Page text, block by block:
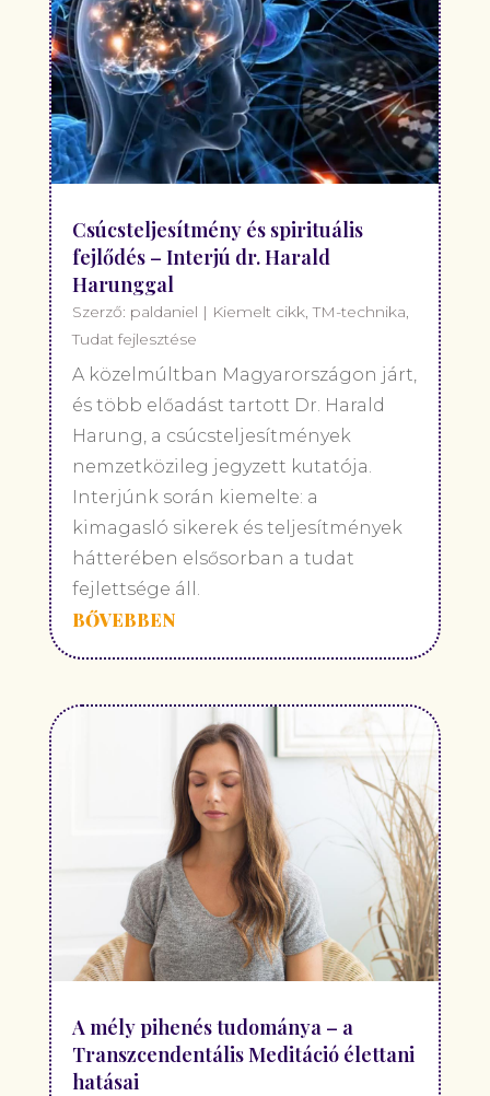
Csúcsteljesítmény és spirituális
fejlődés – Interjú dr. Harald
Harunggal
Szerző: paldaniel | Kiemelt cikk ,TM-technika
Tudat fejlesztése
A közelmúltban Magyarországon járt,
és több előadást tartott Dr. Harald
Harung, a csúcsteljesítmények
nemzetközileg jegyzett kutatója.
Interjúnk során kiemelte: a
kimagasló sikerek és teljesítmények
hátterében elsősorban a tudat
fejlettsége áll.
BŐVEBBEN
A mély pihenés tudománya – a
Transzcendentális Meditáció élettani
hatásai